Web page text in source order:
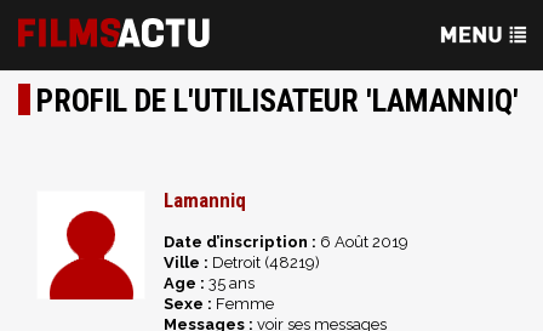
PROFIL DE L'UTILISATEUR 'LAMANNIQ'
Lamanniq
Date d’inscription : 6 Août 2019
Ville : Detroit (48219)
Age : 35 ans
Sexe : Femme
Messages : voir ses messages